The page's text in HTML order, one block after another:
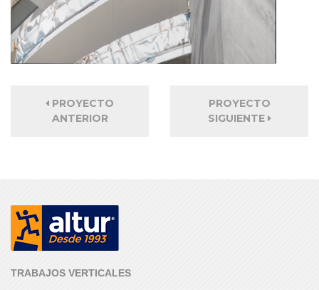
PROYECTO
ANTERIOR
PROYECTO
SIGUIENTE
TRABAJOS VERTICALES